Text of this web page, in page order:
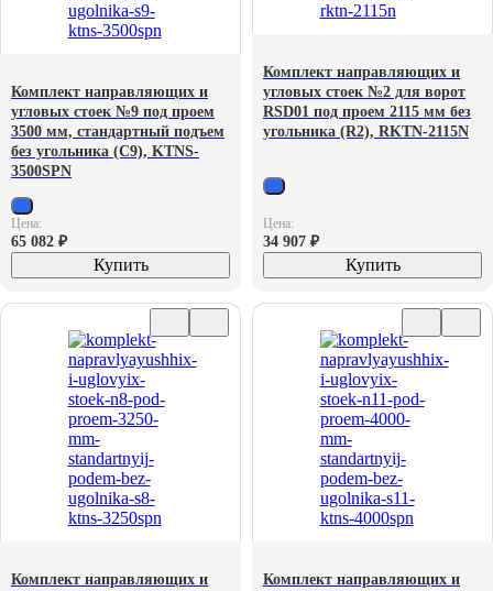
Комплект направляющих и
угловых стоек №9 под проем
3500 мм, стандартный подъем
без угольника (С9), KTNS-
3500SPN
Цена:
65 082 ₽
Купить
Комплект направляющих и
угловых стоек №2 для ворот
RSD01 под проем 2115 мм без
угольника (R2), RKTN-2115N
Цена:
34 907 ₽
Купить
Комплект направляющих и Комплект направляющих и